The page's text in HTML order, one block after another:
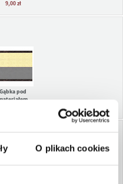
O plikach cookies
fiolet F0328
9,00 zł
Gąbka pod